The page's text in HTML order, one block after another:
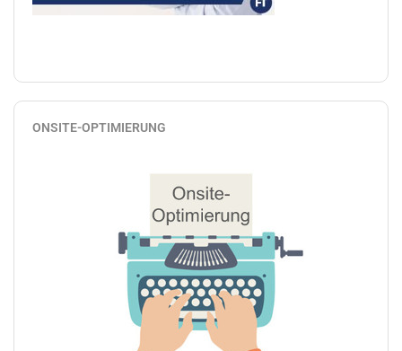
ONSITE-OPTIMIERUNG